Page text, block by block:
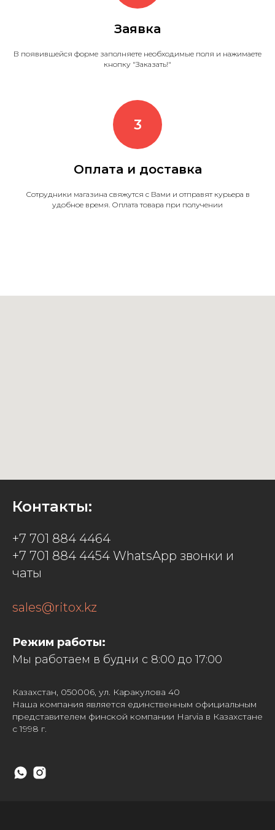
Заявка
В появившейся форме заполняете необходимые поля и нажимаете
кнопку "Заказать!"
Оплата и доставка
Сотрудники магазина свяжутся с Вами и отправят курьера в
удобное время. Оплата товара при получении
Контакты:
+7 701 884 4464
+7 701 884 4454 WhatsApp звонки и
чаты
sales@ritox.kz
Режим работы:
Мы работаем в будни с 8:00 до 17:00
Казахстан, 050006, ул. Каракулова 40
Наша компания является единственным официальным
представителем финской компании Harvia в Казахстане
с 1998 г.